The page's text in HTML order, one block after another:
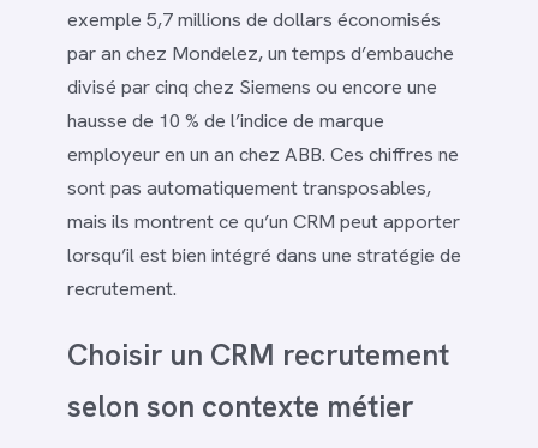
exemple 5,7 millions de dollars économisés
par an chez Mondelez, un temps d’embauche
divisé par cinq chez Siemens ou encore une
hausse de 10 % de l’indice de marque
employeur en un an chez ABB. Ces chiffres ne
sont pas automatiquement transposables,
mais ils montrent ce qu’un CRM peut apporter
lorsqu’il est bien intégré dans une stratégie de
recrutement.
Choisir un CRM recrutement
selon son contexte métier